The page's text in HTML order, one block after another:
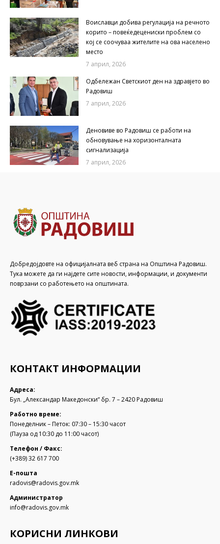
Воиславци добива регулација на речното
корито – повеќедецениски проблем со
кој се соочуваа жителите на ова населено
место
7 април, 2026
Одбележан Светскиот ден на здравјето во
Радовиш
7 април, 2026
Деновиве во Радовиш се работи на
обновување на хоризонталната
сигнализација
7 април, 2026
Добредојдовте на официјалната веб страна на Општина Радовиш.
Тука можете да ги најдете сите новости, информации, и документи
поврзани со работењето на општината.
КОНТАКТ ИНФОРМАЦИИ
Адреса:
Бул. „Александар Македонски“ бр. 7 – 2420 Радовиш
Работно време:
Понеделник – Петок: 07:30 – 15:30 часот
(Пауза од 10:30 до 11:00 часот)
Телефон / Факс:
(+389) 32 617 700
Е-пошта
radovis@radovis.gov.mk
Администратор
info@radovis.gov.mk
КОРИСНИ ЛИНКОВИ